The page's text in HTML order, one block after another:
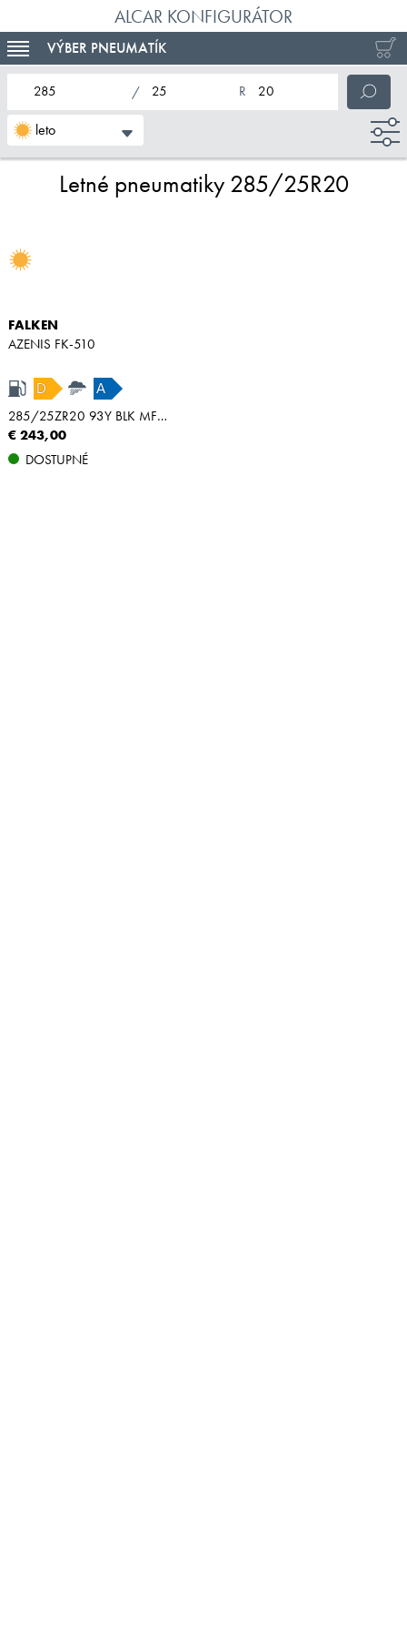
ALCAR KONFIGURÁTOR
TOGGLE NAVIGATION
VÝBER PNEUMATÍK
leto
nominálna šírka pneumatiky
profil pneumatiky
nominálny priemer pneumatiky
Letné pneumatiky 285/25R20
FALKEN
AZENIS FK-510
D A
285/25ZR20 93Y BLK MFS XL
€ 243,00
DOSTUPNÉ